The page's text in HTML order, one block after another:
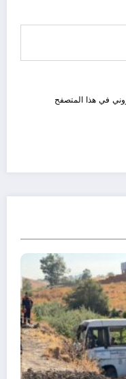
في هذا المتصفح